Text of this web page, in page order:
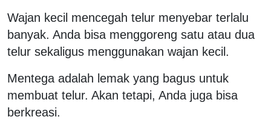
Wajan kecil mencegah telur menyebar terlalu
banyak. Anda bisa menggoreng satu atau dua
telur sekaligus menggunakan wajan kecil.
Mentega adalah lemak yang bagus untuk
membuat telur. Akan tetapi, Anda juga bisa
berkreasi.